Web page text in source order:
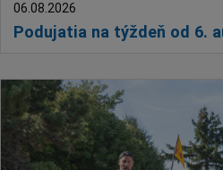
Podujatia na týždeň od 6.
06.08.2026